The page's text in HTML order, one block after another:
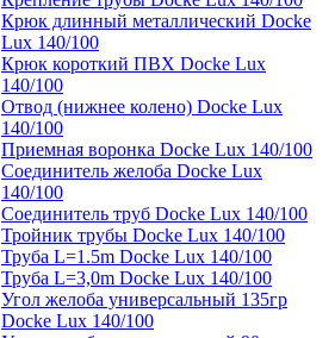
Крюк длинный металлический Docke
Lux 140/100
Крюк короткий ПВХ Docke Lux
140/100
Отвод (нижнее колено) Docke Lux
140/100
Приемная воронка Docke Lux 140/100
Соединитель желоба Docke Lux
140/100
Соединитель труб Docke Lux 140/100
Тройник трубы Docke Lux 140/100
Труба L=1.5m Docke Lux 140/100
Труба L=3,0m Docke Lux 140/100
Угол желоба универсальный 135гр
Docke Lux 140/100